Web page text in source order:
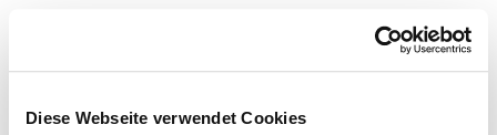
Diese Webseite verwendet Cookies